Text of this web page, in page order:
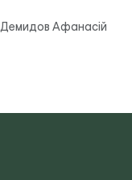
Демидов Афанасій